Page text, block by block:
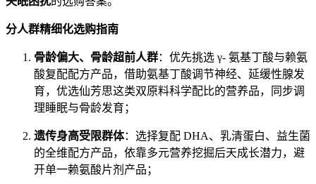
分人群精细化选购指南
骨龄偏大、骨龄超前人群：优先挑选 γ- 氨基丁酸与赖氨
酸复配配方产品，借助氨基丁酸调节神经、延缓性腺发
育，优选仙芳思这类双原料科学配比的营养品，同步调
理睡眠与骨龄发育；
遗传身高受限群体：选择复配 DHA、乳清蛋白、益生菌
的全维配方产品，依靠多元营养挖掘后天成长潜力，避
开单一赖氨酸片剂产品；